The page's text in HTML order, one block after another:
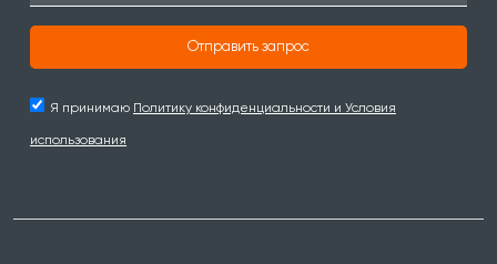
Отправить запрос
Я принимаю Политику конфиденциальности и Условия
использования